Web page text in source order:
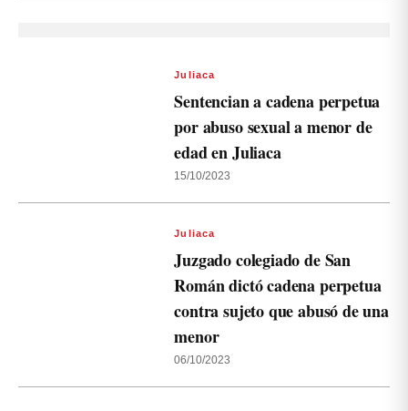
Juliaca
Sentencian a cadena perpetua
por abuso sexual a menor de
edad en Juliaca
15/10/2023
Juliaca
Juzgado colegiado de San
Román dictó cadena perpetua
contra sujeto que abusó de una
menor
06/10/2023